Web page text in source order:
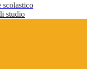
scolastico
studio